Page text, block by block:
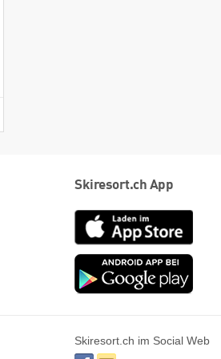
Skiresort.ch App
App
Store
Skiresort.ch im Social Web